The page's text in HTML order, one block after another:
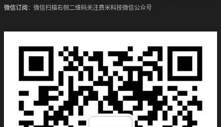
微信订阅 ：微信扫描右侧二维码关注费米科技微信公众号